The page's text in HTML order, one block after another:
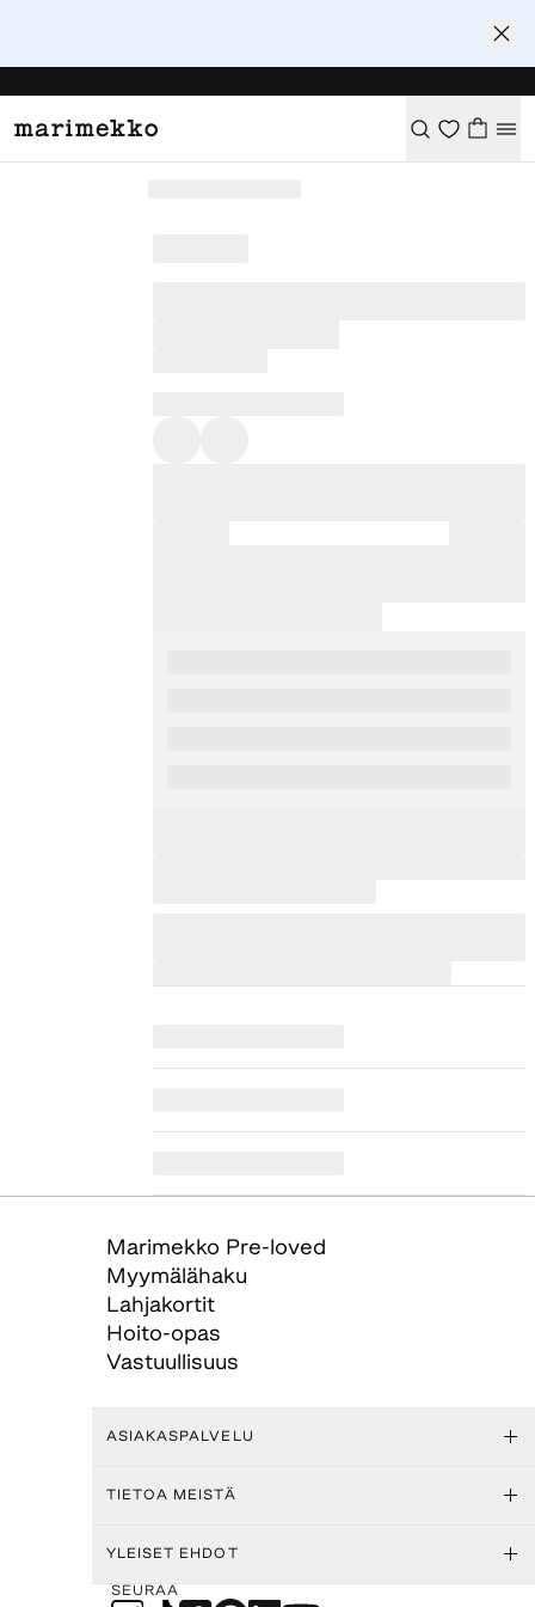
Marimekko Pre-loved
Myymälähaku
Lahjakortit
Hoito-opas
Vastuullisuus
ASIAKASPALVELU
TIETOA MEISTÄ
YLEISET EHDOT
SEURAA